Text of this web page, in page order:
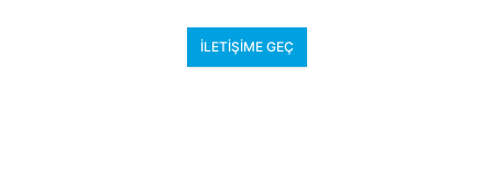
İLETIŞIME GEÇ